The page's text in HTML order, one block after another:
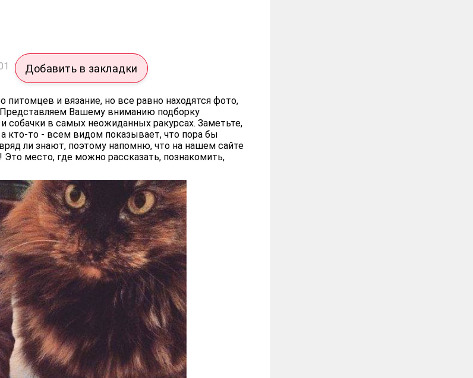
Добавить в закладки
и вязание, но все равно находятся фото,
Вашему вниманию подборку
собачки в самых неожиданных ракурсах. Заметьте,
кто-то - всем видом показывает, что пора бы
ли знают, поэтому напомню, что на нашем сайте
место, где можно рассказать, познакомить,